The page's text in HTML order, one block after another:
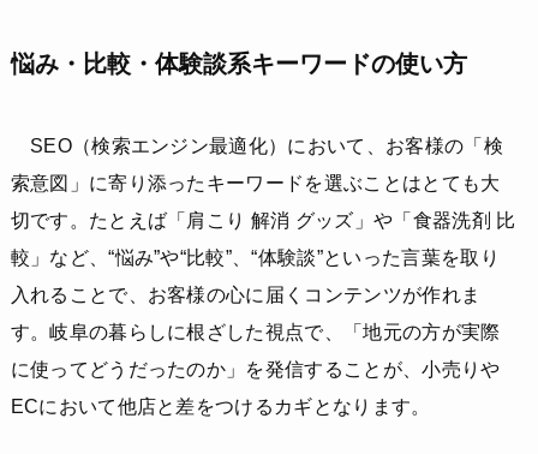
悩み・比較・体験談系キーワードの使い方
SEO（検索エンジン最適化）において、お客様の「検
索意図」に寄り添ったキーワードを選ぶことはとても大
切です。たとえば「肩こり 解消 グッズ」や「食器洗剤 比
較」など、“悩み”や“比較”、“体験談”といった言葉を取り
入れることで、お客様の心に届くコンテンツが作れま
す。岐阜の暮らしに根ざした視点で、「地元の方が実際
に使ってどうだったのか」を発信することが、小売りや
ECにおいて他店と差をつけるカギとなります。